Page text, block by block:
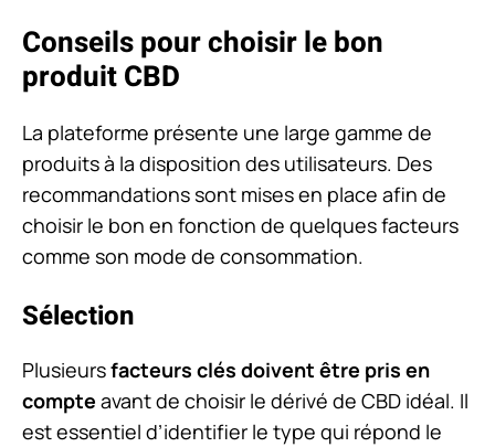
Conseils pour choisir le bon
produit CBD
La plateforme présente une large gamme de
produits à la disposition des utilisateurs. Des
recommandations sont mises en place afin de
choisir le bon en fonction de quelques facteurs
comme son mode de consommation.
Sélection
Plusieursfacteurs clés doivent être pris en
compte avant de choisir le dérivé de CBD idéal. Il
est essentiel d’identifier le type qui répond le